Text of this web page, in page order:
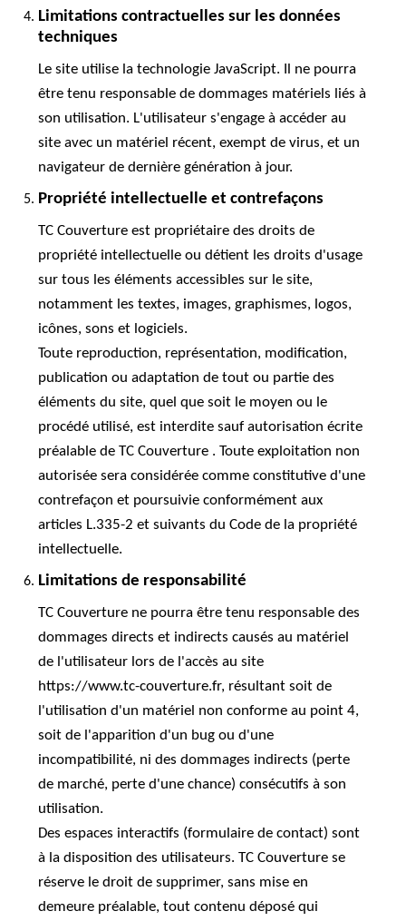
Limitations contractuelles sur les données
techniques
Le site utilise la technologie JavaScript. Il ne pourra
être tenu responsable de dommages matériels liés à
son utilisation. L'utilisateur s'engage à accéder au
site avec un matériel récent, exempt de virus, et un
navigateur de dernière génération à jour.
Propriété intellectuelle et contrefaçons
TC Couverture est propriétaire des droits de
propriété intellectuelle ou détient les droits d'usage
sur tous les éléments accessibles sur le site,
notamment les textes, images, graphismes, logos,
icônes, sons et logiciels.
Toute reproduction, représentation, modification,
publication ou adaptation de tout ou partie des
éléments du site, quel que soit le moyen ou le
procédé utilisé, est interdite sauf autorisation écrite
préalable de TC Couverture . Toute exploitation non
autorisée sera considérée comme constitutive d'une
contrefaçon et poursuivie conformément aux
articles L.335-2 et suivants du Code de la propriété
intellectuelle.
Limitations de responsabilité
TC Couverture ne pourra être tenu responsable des
dommages directs et indirects causés au matériel
de l'utilisateur lors de l'accès au site
https://www.tc-couverture.fr, résultant soit de
l'utilisation d'un matériel non conforme au point 4,
soit de l'apparition d'un bug ou d'une
incompatibilité, ni des dommages indirects (perte
de marché, perte d'une chance) consécutifs à son
utilisation.
Des espaces interactifs (formulaire de contact) sont
à la disposition des utilisateurs. TC Couverture se
réserve le droit de supprimer, sans mise en
demeure préalable, tout contenu déposé qui